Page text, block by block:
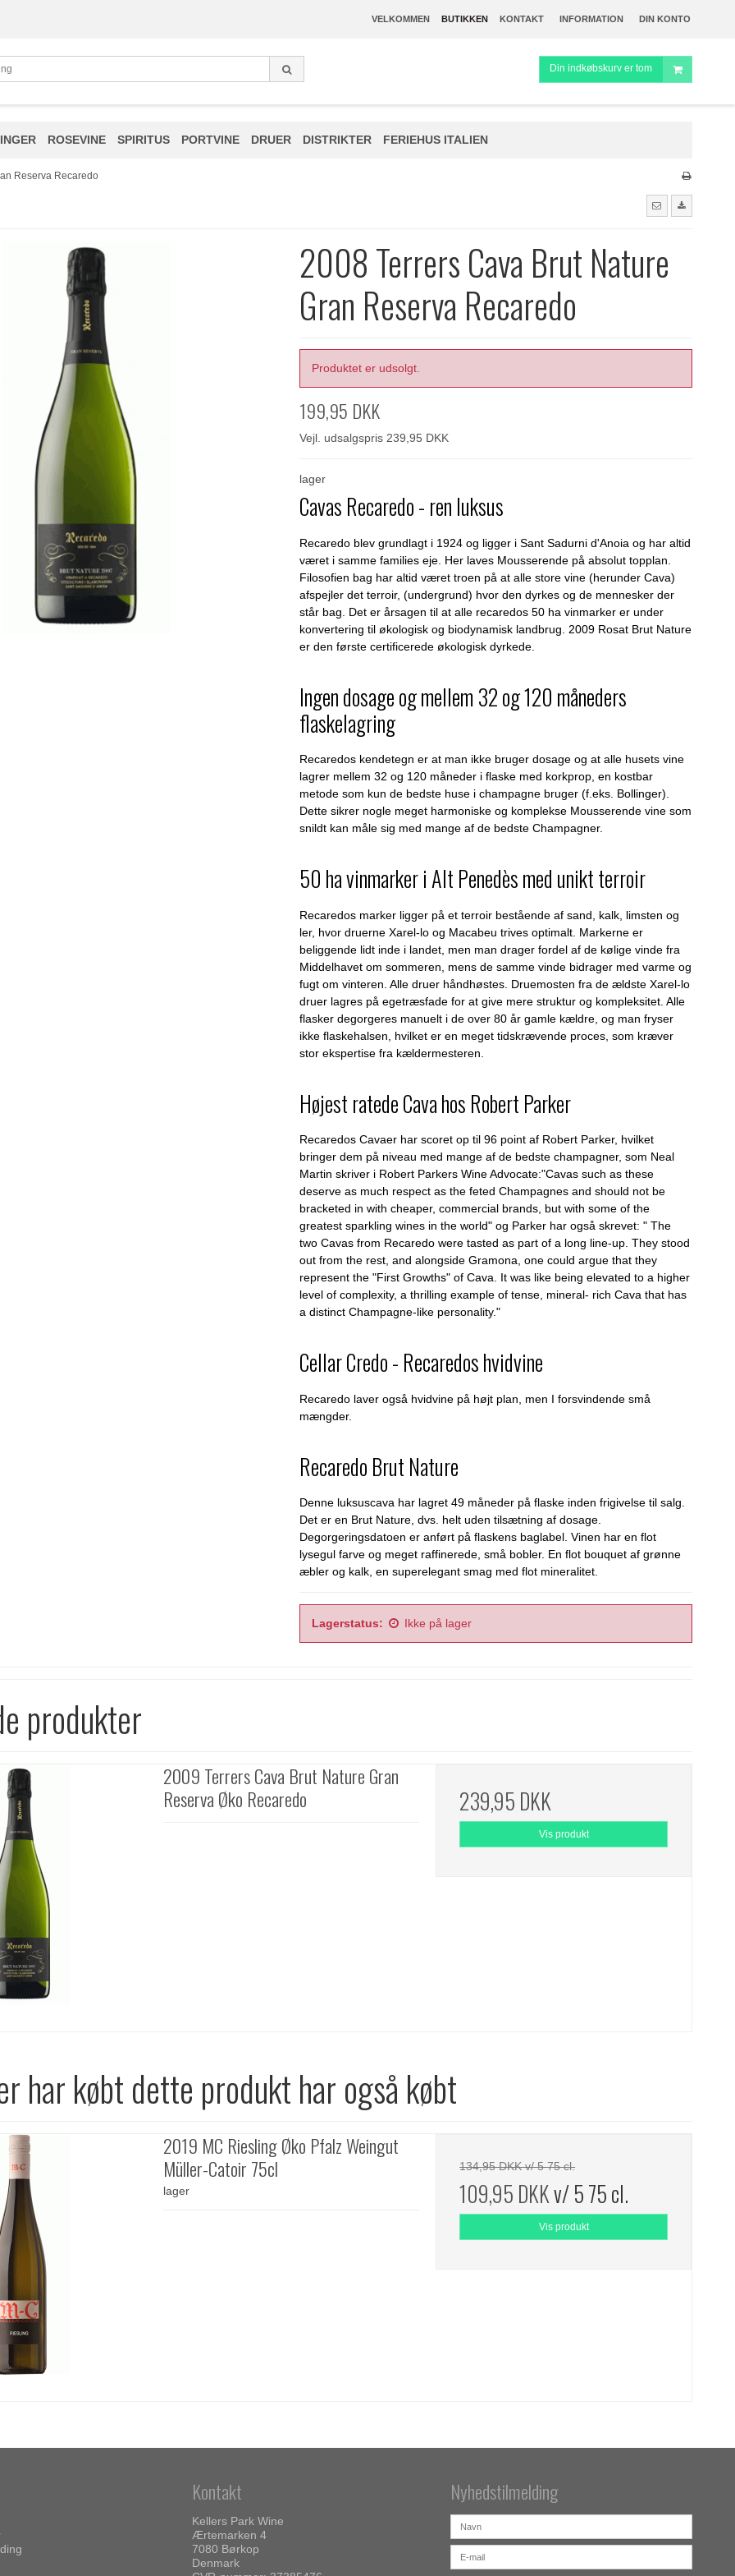
VELKOMMEN BUTIKKEN KONTAKT INFORMATION DIN KONTO
Din indkøbskurv er tom
ROSEVINE SPIRITUS PORTVINE DRUER DISTRIKTER FERIEHUS ITALIEN
Reserva Recaredo
2008 Terrers Cava Brut Nature
Gran Reserva Recaredo
Produktet er udsolgt.
199,95 DKK
Vejl. udsalgspris 239,95 DKK
lager
Cavas Recaredo - ren luksus
Recaredo blev grundlagt i 1924 og ligger i Sant Sadurni d'Anoia og har altid
været i samme families eje. Her laves Mousserende på absolut topplan.
Filosofien bag har altid været troen på at alle store vine (herunder Cava)
afspejler det terroir, (undergrund) hvor den dyrkes og de mennesker der
står bag. Det er årsagen til at alle recaredos 50 ha vinmarker er under
konvertering til økologisk og biodynamisk landbrug. 2009 Rosat Brut Nature
er den første certificerede økologisk dyrkede.
Ingen dosage og mellem 32 og 120 måneders
flaskelagring
Recaredos kendetegn er at man ikke bruger dosage og at alle husets vine
lagrer mellem 32 og 120 måneder i flaske med korkprop, en kostbar
metode som kun de bedste huse i champagne bruger (f.eks. Bollinger).
Dette sikrer nogle meget harmoniske og komplekse Mousserende vine som
snildt kan måle sig med mange af de bedste Champagner.
50 ha vinmarker i Alt Penedès med unikt terroir
Recaredos marker ligger på et terroir bestående af sand, kalk, limsten og
ler, hvor druerne Xarel-lo og Macabeu trives optimalt. Markerne er
beliggende lidt inde i landet, men man drager fordel af de kølige vinde fra
Middelhavet om sommeren, mens de samme vinde bidrager med varme og
fugt om vinteren. Alle druer håndhøstes. Druemosten fra de ældste Xarel-lo
druer lagres på egetræsfade for at give mere struktur og kompleksitet. Alle
flasker degorgeres manuelt i de over 80 år gamle kældre, og man fryser
ikke flaskehalsen, hvilket er en meget tidskrævende proces, som kræver
stor ekspertise fra kældermesteren.
Højest ratede Cava hos Robert Parker
Recaredos Cavaer har scoret op til 96 point af Robert Parker, hvilket
bringer dem på niveau med mange af de bedste champagner, som Neal
Martin skriver i Robert Parkers Wine Advocate:"Cavas such as these
deserve as much respect as the feted Champagnes and should not be
bracketed in with cheaper, commercial brands, but with some of the
greatest sparkling wines in the world" og Parker har også skrevet: " The
two Cavas from Recaredo were tasted as part of a long line-up. They stood
out from the rest, and alongside Gramona, one could argue that they
represent the "First Growths" of Cava. It was like being elevated to a higher
level of complexity, a thrilling example of tense, mineral- rich Cava that has
a distinct Champagne-like personality."
Cellar Credo - Recaredos hvidvine
Recaredo laver også hvidvine på højt plan, men I forsvindende små
mængder.
Recaredo Brut Nature
Denne luksuscava har lagret 49 måneder på flaske inden frigivelse til salg.
Det er en Brut Nature, dvs. helt uden tilsætning af dosage.
Degorgeringsdatoen er anført på flaskens baglabel. Vinen har en flot
lysegul farve og meget raffinerede, små bobler. En flot bouquet af grønne
æbler og kalk, en superelegant smag med flot mineralitet.
Lagerstatus: Ikke på lager
produkter
2009 Terrers Cava Brut Nature Gran
Reserva Øko Recaredo
239,95 DKK
Vis produkt
har købt dette produkt har også købt
2019 MC Riesling Øko Pfalz Weingut
Müller-Catoir 75cl
lager
134,95 DKK v/ 5 75 cl.
109,95 DKKv/ 5 75 cl.
Vis produkt
Kontakt
Kellers Park Wine
Ærtemarken 4
7080 Børkop
Denmark
Nyhedstilmelding